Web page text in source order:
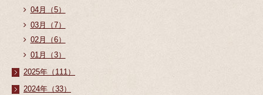
04月（5）
03月（7）
02月（6）
01月（3）
2025年（111）
2024年（33）